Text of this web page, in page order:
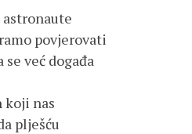
astronaute
povjerovati
se već događa
koji nas
plješću